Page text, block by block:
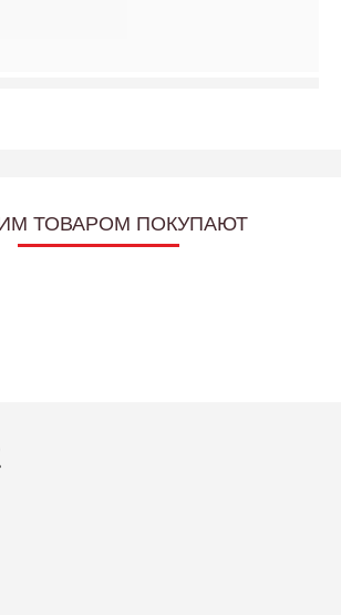
ТОВАРОМ ПОКУПАЮТ